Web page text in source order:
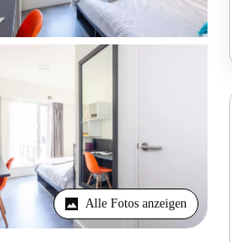
Alle Fotos anzeigen